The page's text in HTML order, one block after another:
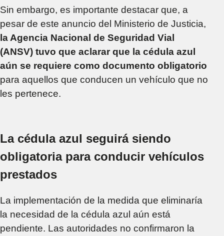
Sin embargo, es importante destacar que, a
pesar de este anuncio del Ministerio de Justicia,
la Agencia Nacional de Seguridad Vial
(ANSV) tuvo que aclarar que la cédula azul
aún se requiere como documento obligatorio
para aquellos que conducen un vehículo que no
les pertenece.
La cédula azul seguirá siendo
obligatoria para conducir vehículos
prestados
La implementación de la medida que eliminaría
la necesidad de la cédula azul aún está
pendiente. Las autoridades no confirmaron la